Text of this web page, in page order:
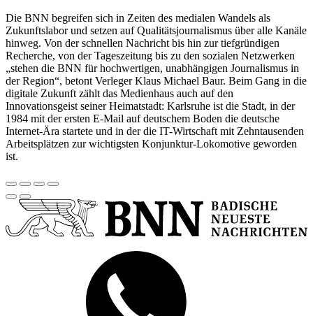
Die BNN begreifen sich in Zeiten des medialen Wandels als
Zukunftslabor und setzen auf Qualitätsjournalismus über alle Kanäle
hinweg. Von der schnellen Nachricht bis hin zur tiefgründigen
Recherche, von der Tageszeitung bis zu den sozialen Netzwerken
„stehen die BNN für hochwertigen, unabhängigen Journalismus in
der Region“, betont Verleger Klaus Michael Baur. Beim Gang in die
digitale Zukunft zählt das Medienhaus auch auf den
Innovationsgeist seiner Heimatstadt: Karlsruhe ist die Stadt, in der
1984 mit der ersten E-Mail auf deutschem Boden die deutsche
Internet-Ära startete und in der die IT-Wirtschaft mit Zehntausenden
Arbeitsplätzen zur wichtigsten Konjunktur-Lokomotive geworden
ist.